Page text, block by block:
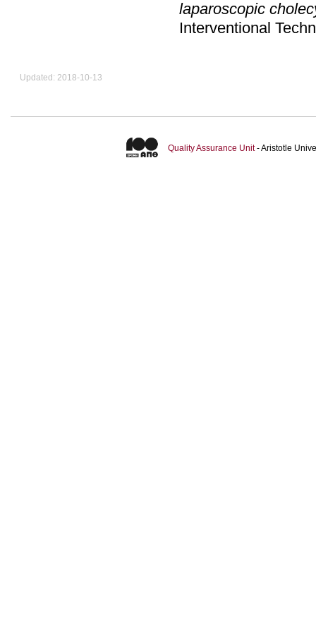
laparoscopic
Interventional
Updated: 2018-10-13
Quality Assurance Unit- Aristotle